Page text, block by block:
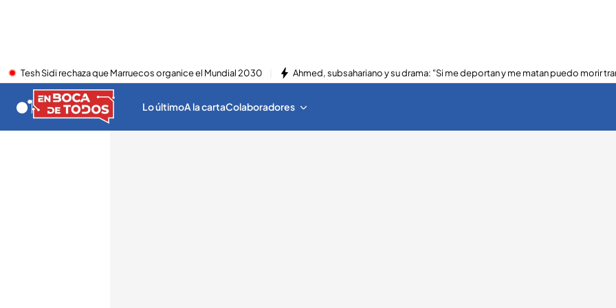
Tesh Sidi rechaza que Marruecos organice el Mundial 2030 Ahmed, subsahariano y su drama: "Si me deportan y me matan puedo morir
Lo últimoA la cartaColaboradores